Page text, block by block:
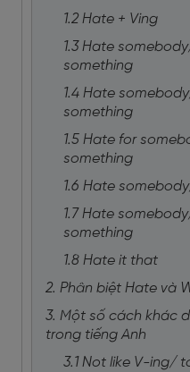
1.2 Hate + Ving
1.3 Hate
something
1.4 Hate
something
1.5 Hate for
something
1.6 Hate
1.7 Hate
something
1.8 Hate it that
2. Phân biệt Hate và
3. Một số cách khác
trong tiếng Anh
3.1 Not like V-ing/